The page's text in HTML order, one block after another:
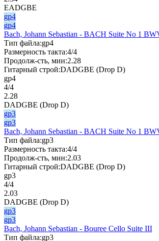
EADGBE
gp4
gp4
Bach, Johann Sebastian - BACH Suite No 1
Тип файла:gp4
Размерность такта:4/4
Продолж-сть, мин:2.28
Гитарный строй:DADGBE (Drop D)
gp4
4/4
2.28
DADGBE (Drop D)
gp3
gp3
Bach, Johann Sebastian - BACH Suite No 1
Тип файла:gp3
Размерность такта:4/4
Продолж-сть, мин:2.03
Гитарный строй:DADGBE (Drop D)
gp3
4/4
2.03
DADGBE (Drop D)
gp3
gp3
Bach, Johann Sebastian - Bouree Cello Suite III
Тип файла:gp3